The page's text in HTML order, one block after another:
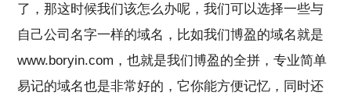
了，那这时候我们该怎么办呢，我们可以选择一些与
自己公司名字一样的域名，比如我们博盈的域名就是
www.boryin.com，也就是我们博盈的全拼，专业简单
易记的域名也是非常好的，它你能方便记忆，同时还